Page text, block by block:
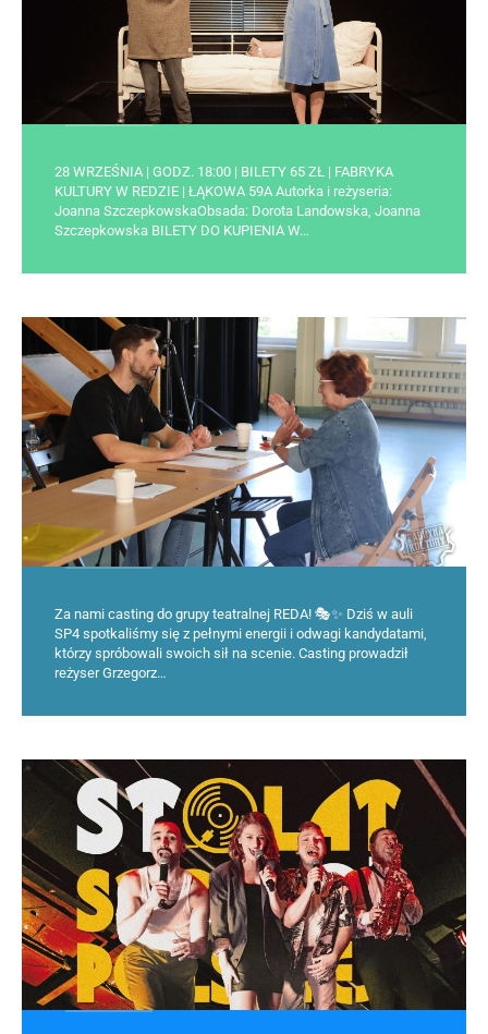
28 WRZEŚNIA | GODZ. 18:00 | BILETY 65 ZŁ | FABRYKA
KULTURY W REDZIE | ŁĄKOWA 59A Autorka i reżyseria:
Joanna SzczepkowskaObsada: Dorota Landowska, Joanna
Szczepkowska BILETY DO KUPIENIA W…
Za nami casting do grupy teatralnej REDA! 🎭✨ Dziś w auli
SP4 spotkaliśmy się z pełnymi energii i odwagi kandydatami,
którzy spróbowali swoich sił na scenie. Casting prowadził
reżyser Grzegorz…